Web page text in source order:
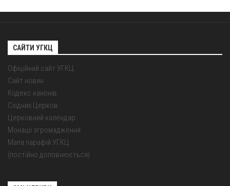
САЙТИ УГКЦ
Офіційний сайт УГКЦ
Сайт новин
Кодекс канонів
Східних Церков
Церковний календар
Монаші згромадження
Мапа парафій УГКЦ
(постійно доповнюється)